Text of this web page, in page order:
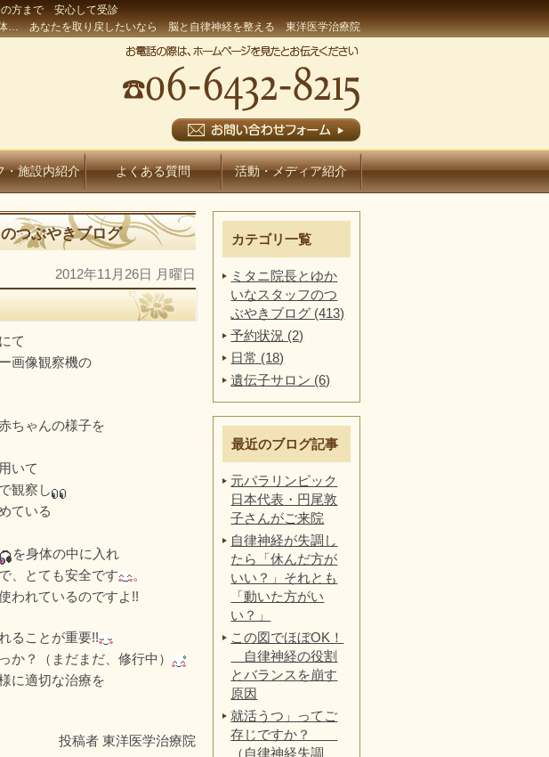
方まで 安心して受診
… あなたを取り戻したいなら 脳と自律神経を整える 東洋医学治療院
・施設内紹介 よくある質問 活動・メディア紹介
つぶやきブログ
2012年11月26日 月曜日
て
画像観察機の
ちゃんの様子を
いて
観察し
ている
を身体の中に入れ
、とても安全です
。
われているのですよ!!
ることが重要!!
か？（まだまだ、修行中）
に適切な治療を
投稿者東洋医学治療院
カテゴリ一覧
ミタニ院長とゆか
いなスタッフのつ
ぶやきブログ (413)
予約状況 (2)
日常 (18)
遺伝子サロン (6)
最近のブログ記事
元パラリンピック
日本代表・円尾敦
子さんがご来院
自律神経が失調し
たら「休んだ方が
いい？」それとも
「動いた方がい
い？」
この図でほぼOK！
自律神経の役割
とバランスを崩す
原因
就活うつ」ってご
存じですか？
（自律神経失調